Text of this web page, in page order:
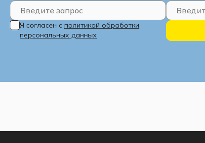
Я согласен с политикой обработки
персональных данных